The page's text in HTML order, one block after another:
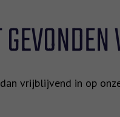
vrijblijvend in op